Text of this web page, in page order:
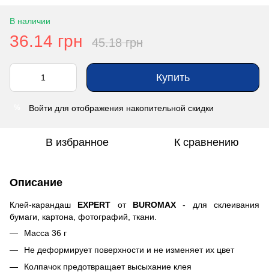
В наличии
36.14 грн 45.18 грн
Купить
Войти для отображения накопительной скидки
В избранное К сравнению
Описание
Клей-карандаш EXPERT от BUROMAX - для склеивания
бумаги, картона, фотографий, ткани.
Масса 36 г
Не деформирует поверхности и не изменяет их цвет
Колпачок предотвращает высыхание клея